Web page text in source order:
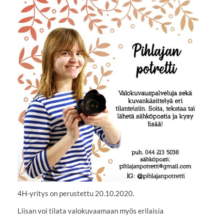
4H-yritys on perustettu 20.10.2020.
Liisan voi tilata valokuvaamaan myös erilaisia